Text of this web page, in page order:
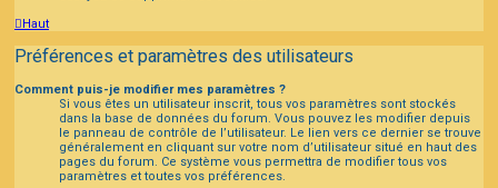
Haut
Préférences et paramètres des utilisateurs
Comment puis-je modifier mes paramètres ?
Si vous êtes un utilisateur inscrit, tous vos paramètres sont stockés
dans la base de données du forum. Vous pouvez les modifier depuis
le panneau de contrôle de l’utilisateur. Le lien vers ce dernier se trouve
généralement en cliquant sur votre nom d’utilisateur situé en haut des
pages du forum. Ce système vous permettra de modifier tous vos
paramètres et toutes vos préférences.